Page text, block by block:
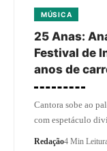
MÚSICA
25 Anas:
Festival de
anos de
Cantora sobe ao
com espetáculo
Redação4 Min